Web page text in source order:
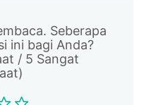
Seberapa
ini bagi Anda?
/ 5 Sangat